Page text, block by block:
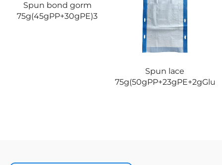
Spun bond gorm
75g(45gPP+30gPE)3
Spun lace